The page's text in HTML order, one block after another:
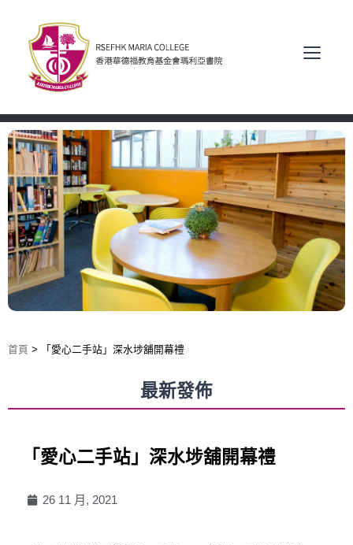
首頁 > 「愛心二手站」深水埗舖開幕禮
最新發佈
「愛心二手站」深水埗舖開幕禮
26 11 月, 2021